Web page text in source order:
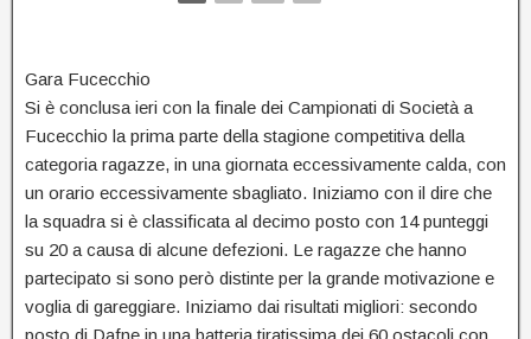
Gara Fucecchio
Si è conclusa ieri con la finale dei Campionati di Società a
Fucecchio la prima parte della stagione competitiva della
categoria ragazze, in una giornata eccessivamente calda, con
un orario eccessivamente sbagliato. Iniziamo con il dire che
la squadra si è classificata al decimo posto con 14 punteggi
su 20 a causa di alcune defezioni. Le ragazze che hanno
partecipato si sono però distinte per la grande motivazione e
voglia di gareggiare. Iniziamo dai risultati migliori: secondo
posto di Dafne in una batteria tiratissima dei 60 ostacoli con